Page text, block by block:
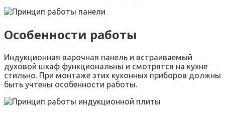
Особенности работы
Индукционная варочная панель и встраиваемый
духовой шкаф функциональны и смотрятся на кухне
стильно. При монтаже этих кухонных приборов должны
быть учтены особенности работы.